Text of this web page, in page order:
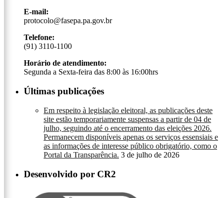
E-mail:
protocolo@fasepa.pa.gov.br
Telefone:
(91) 3110-1100
Horário de atendimento:
Segunda a Sexta-feira das 8:00 às 16:00hrs
Últimas publicações
Em respeito à legislação eleitoral, as publicações deste
site estão temporariamente suspensas a partir de 04 de
julho, seguindo até o encerramento das eleições 2026.
Permanecem disponíveis apenas os serviços essensiais e
as informações de interesse público obrigatório, como o
Portal da Transparência. 3 de julho de 2026
Desenvolvido por CR2